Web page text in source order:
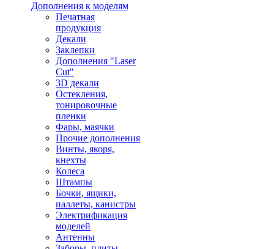
Дополнения к моделям
Печатная
продукция
Декали
Заклепки
Дополнения "Laser
Cut"
3D декали
Остекления,
тонировочные
пленки
Фары, маячки
Прочие дополнения
Винты, якоря,
кнехты
Колеса
Штампы
Бочки, ящики,
паллеты, канистры
Электрификация
моделей
Антенны